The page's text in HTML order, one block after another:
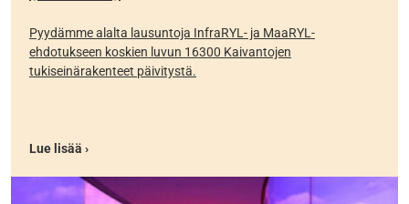
Pyydämme alalta lausuntoja InfraRYL- ja MaaRYL-
ehdotukseen koskien luvun 16300 Kaivantojen
tukiseinärakenteet päivitystä.
Lue lisää ›